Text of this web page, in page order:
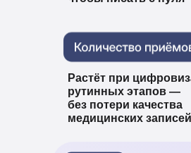
Растёт при
рутинных этапов —
без потери качества
медицинских записей